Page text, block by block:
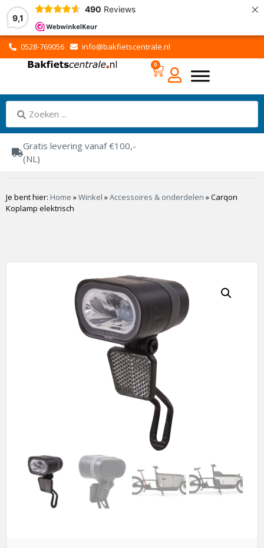
9,1
490 Reviews ×
0528-769056 info@bakfietscentrale.nl
0
Gratis levering vanaf €100,-
(NL)
Je bent hier: Home »Winkel »Accessoires & onderdelen »Carqon
Koplamp elektrisch